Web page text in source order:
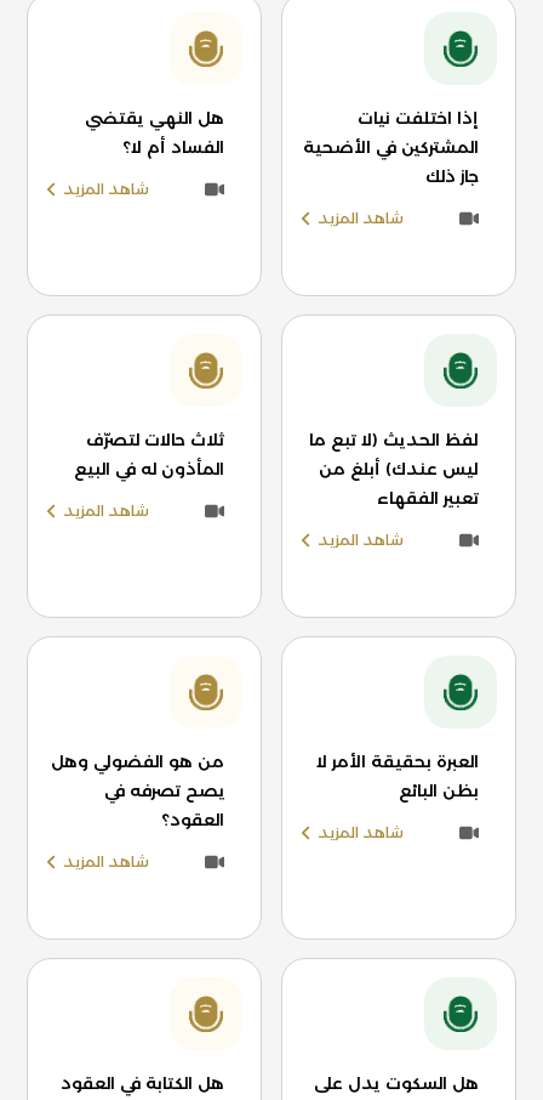
إذا اختلفت نيات
المشتركين في الأضحية
جاز ذلك
شاهد المزيد
هل النهي يقتضي
الفساد أم لا؟
شاهد المزيد
لفظ الحديث (لا تبع ما
ليس عندك) أبلغ من
تعبير الفقهاء
شاهد المزيد
ثلاث حالات لتصرّف
المأذون له في البيع
شاهد المزيد
العبرة بحقيقة الأمر لا
بظن البائع
شاهد المزيد
من هو الفضولي وهل
يصح تصرفه في
العقود؟
شاهد المزيد
هل السكوت يدل على
هل الكتابة في العقود